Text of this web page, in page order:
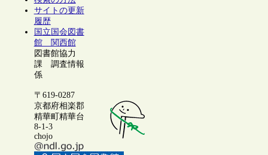
サイトの更新
履歴
国立国会図書
館 関西館
図書館協力
課 調査情報
係
〒619-0287
京都府相楽郡
精華町精華台
8-1-3
chojo